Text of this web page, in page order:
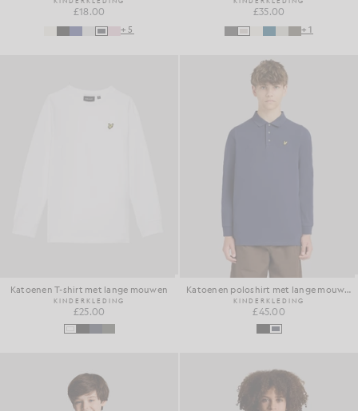
£18.00
+5
£35.00
+1
Katoenen T-shirt met lange mouwen
KINDERKLEDING
£25.00
Katoenen poloshirt met lange mouwen
KINDERKLEDING
£45.00